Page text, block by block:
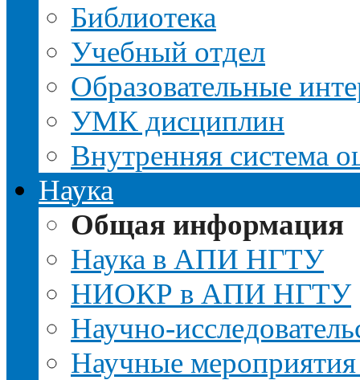
Библиотека
Учебный отдел
Образовательные
УМК дисциплин
Внутренняя система
Наука
Общая информация
Наука в АПИ НГТУ
НИОКР в АПИ НГТУ
Научно-
Научные